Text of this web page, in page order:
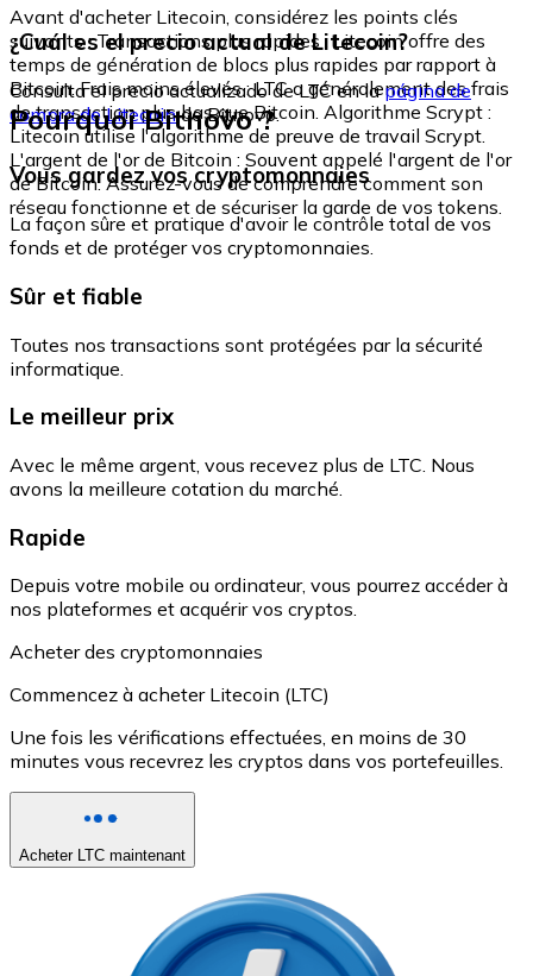
Avant d'acheter Litecoin, considérez les points clés
suivants : Transactions plus rapides : Litecoin offre des
temps de génération de blocs plus rapides par rapport à
Bitcoin. Frais moins élevés : LTC a généralement des frais
de transaction plus bas que Bitcoin. Algorithme Scrypt :
Litecoin utilise l'algorithme de preuve de travail Scrypt.
L'argent de l'or de Bitcoin : Souvent appelé l'argent de l'or
de Bitcoin. Assurez-vous de comprendre comment son
réseau fonctionne et de sécuriser la garde de vos tokens.
¿Cuál es el precio actual de Litecoin?
Consulta el precio actualizado de LTC en lapágina de
compra de Litecoinde Bitnovo.
Pourquoi Bitnovo ?
Vous gardez vos cryptomonnaies
La façon sûre et pratique d'avoir le contrôle total de vos
fonds et de protéger vos cryptomonnaies.
Sûr et fiable
Toutes nos transactions sont protégées par la sécurité
informatique.
Le meilleur prix
Avec le même argent, vous recevez plus de LTC. Nous
avons la meilleure cotation du marché.
Rapide
Depuis votre mobile ou ordinateur, vous pourrez accéder à
nos plateformes et acquérir vos cryptos.
Acheter des cryptomonnaies
Commencez à acheter Litecoin (LTC)
Une fois les vérifications effectuées, en moins de 30
minutes vous recevrez les cryptos dans vos portefeuilles.
Acheter LTC maintenant